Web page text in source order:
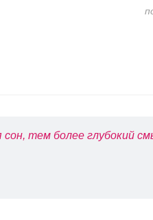
тем более глубокий